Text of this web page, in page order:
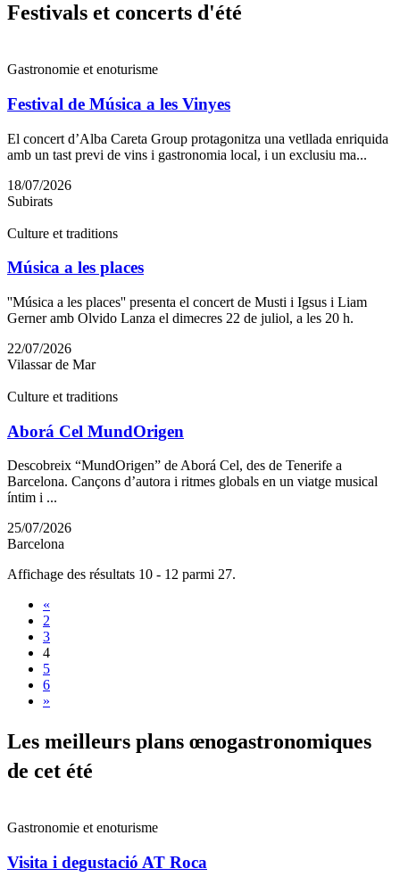
Festivals et concerts d'été
Gastronomie et enoturisme
Festival de Música a les Vinyes
El concert d’Alba Careta Group protagonitza una vetllada enriquida
amb un tast previ de vins i gastronomia local, i un exclusiu ma...
18/07/2026
Subirats
Culture et traditions
Música a les places
''Música a les places'' presenta el concert de Musti i Igsus i Liam
Gerner amb Olvido Lanza el dimecres 22 de juliol, a les 20 h.
22/07/2026
Vilassar de Mar
Culture et traditions
Aborá Cel MundOrigen
Descobreix “MundOrigen” de Aborá Cel, des de Tenerife a
Barcelona. Cançons d’autora i ritmes globals en un viatge musical
íntim i ...
25/07/2026
Barcelona
Affichage des résultats 10 - 12 parmi 27.
«
2
3
4
5
6
»
Les meilleurs plans œnogastronomiques
de cet été
Gastronomie et enoturisme
Visita i degustació AT Roca